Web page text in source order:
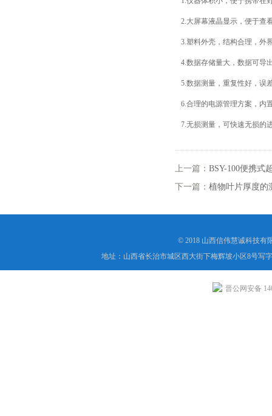
2.大屏幕液晶显示，便于查
3.塑料外壳，结构合理，外
4.数据存储量大，数据可导
5.数据测量，重复性好，误
6.合理的电源管理方案，内
7.无损测量，可快速无损的
上一篇： BSY-100便携式
下一篇： 植物叶片厚度的
© 2018 山西信伟慧诚科技有
地址：山西省长治市城区西大街下梅辉坡小区8号写
晋公网安备